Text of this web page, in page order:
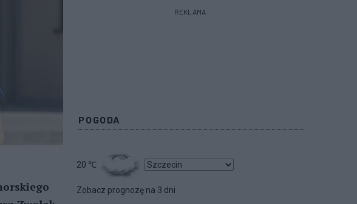
REKLAMA
POGODA
20 ℃
Zobacz prognozę na 3 dni